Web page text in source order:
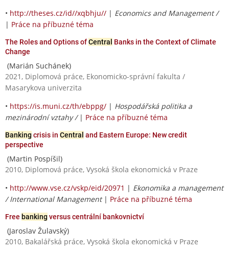
• http://theses.cz/id//xqbhju// | Economics and Management /
| Práce na příbuzné téma
The Roles and Options ofCentral Banks in the Context of Climate
Change
(Marián Suchánek)
2021, Diplomová práce, Ekonomicko-správní fakulta /
Masarykova univerzita
• https://is.muni.cz/th/ebppg/ | Hospodářská politika a
mezinárodní vztahy / | Práce na příbuzné téma
Banking crisis in Central and Eastern Europe: New credit
perspective
(Martin Pospíšil)
2010, Diplomová práce, Vysoká škola ekonomická v Praze
• http://www.vse.cz/vskp/eid/20971 | Ekonomika a management
/ International Management| Práce na příbuzné téma
Free banking versus centrální bankovnictví
(Jaroslav Žulavský)
2010, Bakalářská práce, Vysoká škola ekonomická v Praze